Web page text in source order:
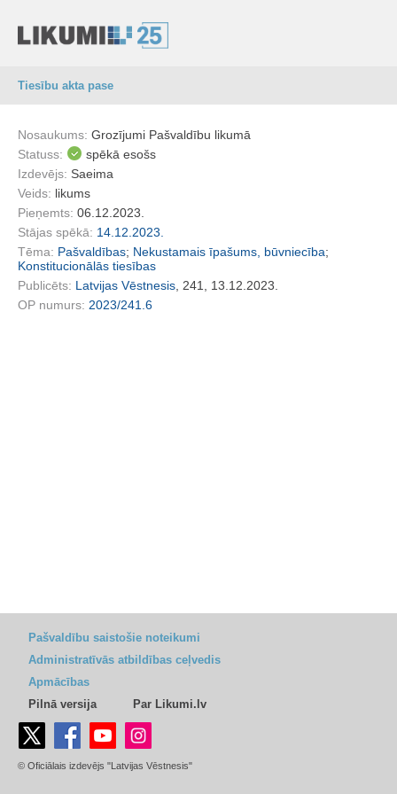
Tiesību akta pase
Nosaukums: Grozījumi Pašvaldību likumā
Statuss:
spēkā esošs
Izdevējs: Saeima
Veids: likums
Pieņemts: 06.12.2023.
Stājas spēkā: 14.12.2023.
Tēma: Pašvaldības; Nekustamais īpašums, būvniecība;
Konstitucionālās tiesības
Publicēts: Latvijas Vēstnesis , 241, 13.12.2023.
OP numurs: 2023/241.6
Pašvaldību saistošie noteikumi
Administratīvās atbildības ceļvedis
Apmācības
Pilnā versija
Par Likumi.lv
© Oficiālais izdevējs "Latvijas Vēstnesis"